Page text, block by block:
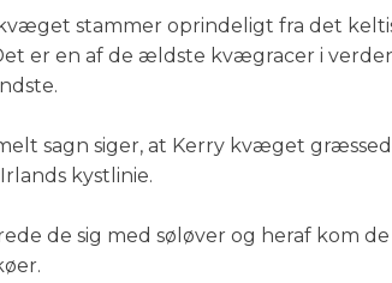
stammer oprindeligt fra det
er en af de ældste kvægracer i
sagn siger, at Kerry kvæget
kystlinie.​
de sig med søløver og heraf kom